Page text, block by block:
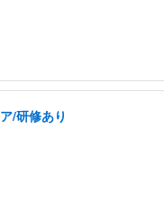
/研修あり